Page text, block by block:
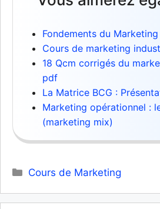
Fondements du
Cours de marketing
18 Qcm corrigés du
pdf
La Matrice BCG :
Marketing opérationnel :
(marketing mix)
Catégories
Cours de Marketing